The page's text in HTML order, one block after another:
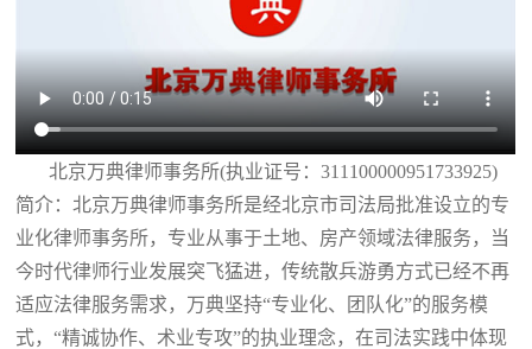
北京万典律师事务所(执业证号：311100000951733925)
简介：北京万典律师事务所是经北京市司法局批准设立的专
业化律师事务所，专业从事于土地、房产领域法律服务，当
今时代律师行业发展突飞猛进，传统散兵游勇方式已经不再
适应法律服务需求，万典坚持“专业化、团队化”的服务模
式，“精诚协作、术业专攻”的执业理念，在司法实践中体现